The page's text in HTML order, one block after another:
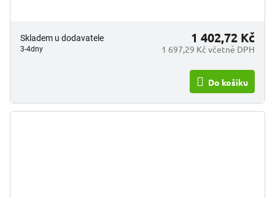
Skladem u dodavatele
3-4dny 1 697,29 Kč včetně DPH
1 402,72 Kč
Do košíku